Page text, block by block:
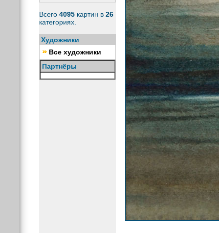
Всего 4095 картин в 26
категориях.
Художники
Все художники
Партнёры